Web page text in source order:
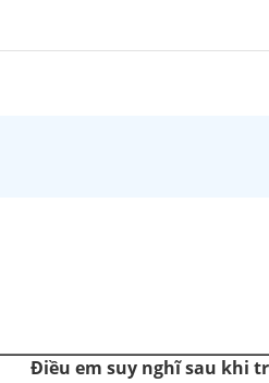
Điều em suy nghĩ sau khi